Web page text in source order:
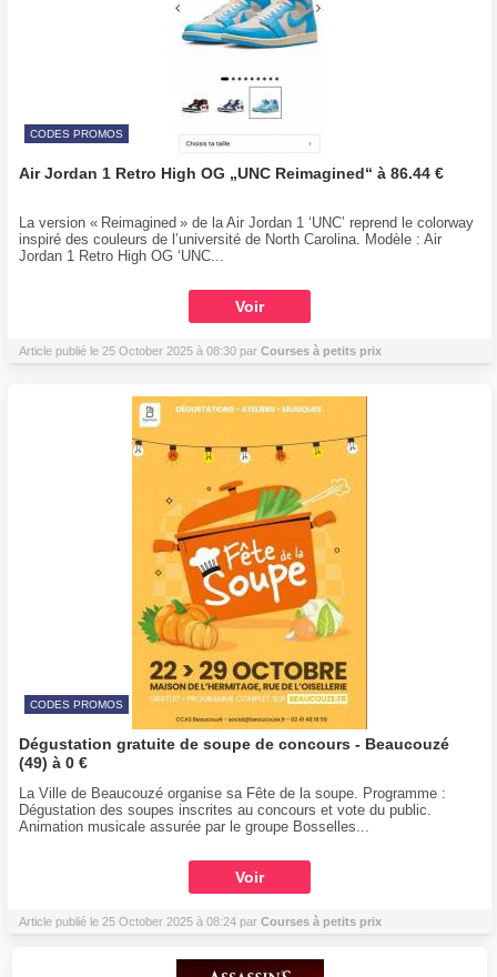
CODES PROMOS
Air Jordan 1 Retro High OG „UNC Reimagined“ à 86.44 €
La version « Reimagined » de la Air Jordan 1 ‘UNC’ reprend le colorway
inspiré des couleurs de l’université de North Carolina. Modèle : Air
Jordan 1 Retro High OG ‘UNC...
Voir
Article publié le 25 October 2025 à 08:30 par Courses à petits prix
CODES PROMOS
Dégustation gratuite de soupe de concours - Beaucouzé
(49) à 0 €
La Ville de Beaucouzé organise sa Fête de la soupe. Programme :
Dégustation des soupes inscrites au concours et vote du public.
Animation musicale assurée par le groupe Bosselles...
Voir
Article publié le 25 October 2025 à 08:24 par Courses à petits prix